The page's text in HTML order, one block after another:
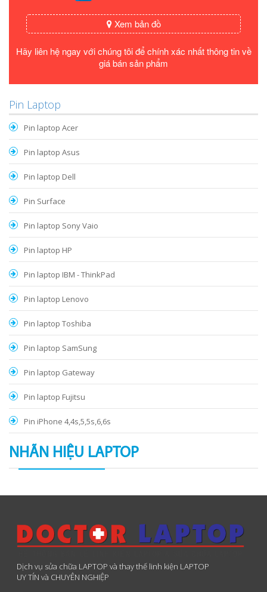
Xem bản đồ
Hãy liên hệ ngay với chúng tôi để chính xác nhất thông tin về
giá bán sản phẩm
Pin Laptop
Pin laptop Acer
Pin laptop Asus
Pin laptop Dell
Pin Surface
Pin laptop Sony Vaio
Pin laptop HP
Pin laptop IBM - ThinkPad
Pin laptop Lenovo
Pin laptop Toshiba
Pin laptop SamSung
Pin laptop Gateway
Pin laptop Fujitsu
Pin iPhone 4,4s,5,5s,6,6s
NHÃN HIỆU LAPTOP
Dịch vụ sửa chữa LAPTOP và thay thế linh kiện LAPTOP
UY TÍN và CHUYÊN NGHIỆP